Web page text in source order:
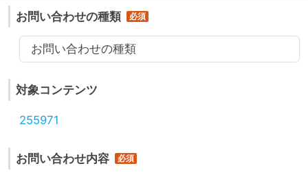
お問い合わせの種類
お問い合わせの種類
対象コンテンツ
255971
お問い合わせ内容